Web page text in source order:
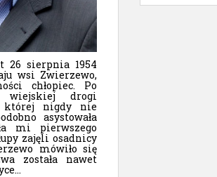
26 sierpnia 1954
wsi Zwierzewo,
chłopiec. Po
wiejskiej drogi
której nigdy nie
asystowała
mi pierwszego
zajęli osadnicy
mówiło się
została nawet